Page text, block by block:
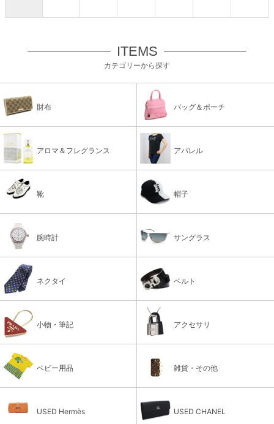
ITEMS
カテゴリーから探す
財布 バッグ＆ポーチ
アロマ＆フレグランス アパレル
靴 帽子
腕時計 サングラス
ネクタイ ベルト
小物・筆記 アクセサリ
ベビー用品 雑貨・その他
USED Hermès USED CHANEL